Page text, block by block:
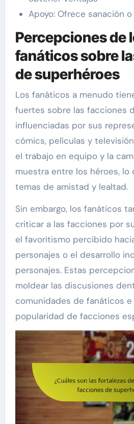
Apoyo: Ofrece sanación
Percepciones de
fanáticos sobre
de superhéroes
Los fanáticos a menudo
fuertes sobre las facciones
influenciadas por sus
cómics, películas y
el trabajo en equipo y la
muestra entre los héroes, lo
temas de amistad y lealtad.
Sin embargo, los fanáticos
criticar a las facciones por
el favoritismo percibido
personajes o el desarrollo
personajes. Estas
moldear las discusiones
comunidades de fanáticos
popularidad de facciones